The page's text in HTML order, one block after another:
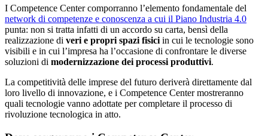
I Competence Center comporranno l’elemento fondamentale del
network di competenze e conoscenza a cui il Piano Industria 4.0
punta: non si tratta infatti di un accordo su carta, bensì della
realizzazione di veri e propri spazi fisiciin cui le tecnologie sono
visibili e in cui l’impresa ha l’occasione di confrontare le diverse
soluzioni di modernizzazione dei processi produttivi.
La competitività delle imprese del futuro deriverà direttamente dal
loro livello di innovazione, e i Competence Center mostreranno
quali tecnologie vanno adottate per completare il processo di
rivoluzione tecnologica in atto.